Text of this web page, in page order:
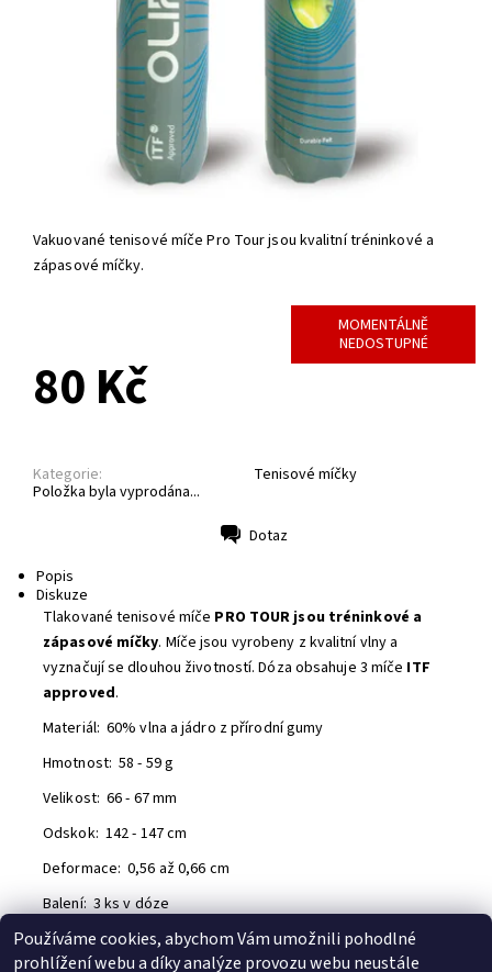
Vakuované tenisové míče Pro Tour jsou kvalitní tréninkové a
zápasové míčky.
MOMENTÁLNĚ
NEDOSTUPNÉ
80 Kč
Kategorie:
Tenisové míčky
Položka byla vyprodána...
Dotaz
Popis
Diskuze
Tlakované tenisové míče PRO TOURjsou tréninkové a
zápasové míčky. Míče jsou vyrobeny z kvalitní vlny a
vyznačují se dlouhou životností. Dóza obsahuje 3 míče ITF
approved.
Materiál: 60% vlna a jádro z přírodní gumy
Hmotnost:58 - 59 g
Velikost:66 - 67 mm
Odskok: 142 - 147 cm
Deformace: 0,56 až 0,66 cm
Balení: 3 ks v dóze
Buďte první, kdo napíše příspěvek k této položce.
Používáme cookies, abychom Vám umožnili pohodlné
prohlížení webu a díky analýze provozu webu neustále